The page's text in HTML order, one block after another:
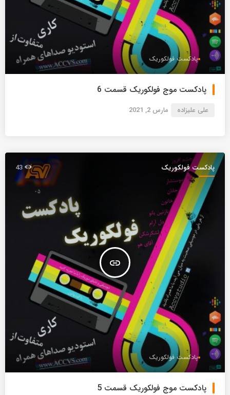
پادکست فولکوریک
پادکست موج فولکوریک قسمت 6
علی علیزاده مارس 2, 2021
پادکست فولکوریک
insert_link
43
پادکست فولکوریک
پادکست موج فولکوریک قسمت 5